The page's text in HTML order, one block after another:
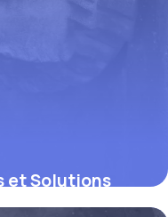
et Solutions